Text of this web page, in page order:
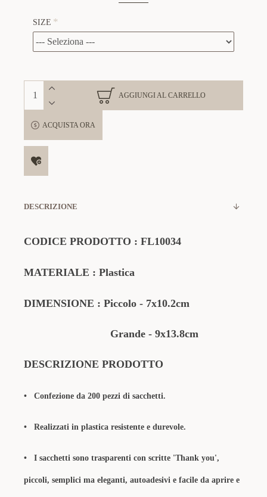
SIZE
AGGIUNGI AL CARRELLO
ACQUISTA ORA
DESCRIZIONE
CODICE PRODOTTO : FL10034
MATERIALE : Plastica
DIMENSIONE : Piccolo - 7x10.2cm
Grande - 9x13.8cm
DESCRIZIONE PRODOTTO
• Confezione da 200 pezzi di sacchetti.
• Realizzati in plastica resistente e durevole.
• I sacchetti sono trasparenti con scritte 'Thank you',
piccoli, semplici ma eleganti, autoadesivi e facile da aprire e